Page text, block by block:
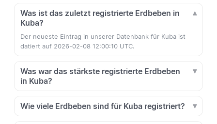
Was ist das zuletzt registrierte Erdbeben in
Kuba?
Der neueste Eintrag in unserer Datenbank für Kuba ist
datiert auf 2026-02-08 12:00:10 UTC.
Was war das stärkste registrierte Erdbeben
in Kuba?
Wie viele Erdbeben sind für Kuba registriert?